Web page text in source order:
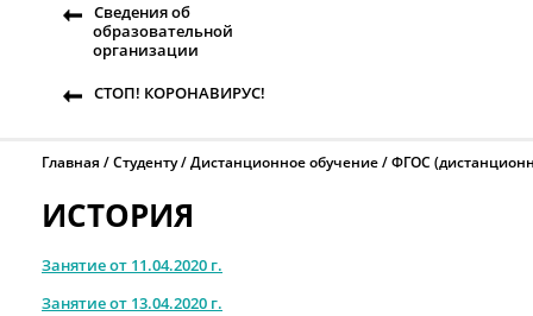
Сведения об
образовательной
организации
СТОП! КОРОНАВИРУС!
Главная Студенту Дистанционное обучение ФГОС
ИСТОРИЯ
Занятие от 11.04.2020 г.
Занятие от 13.04.2020 г.